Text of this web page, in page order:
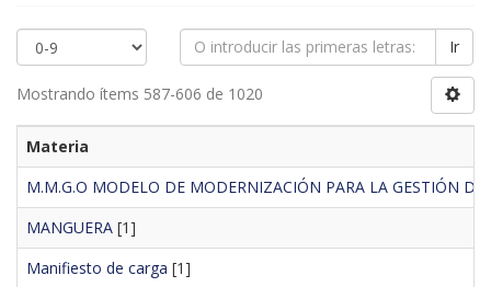
Ir
Mostrando ítems 587-606 de 1020
Materia
M.M.G.O MODELO DE MODERNIZACIÓN PARA LA GESTIÓN DE
MANGUERA [1]
Manifiesto de carga [1]